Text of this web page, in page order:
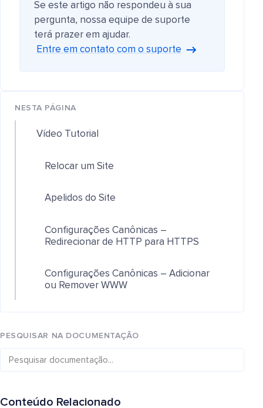
Se este artigo não respondeu à sua
pergunta, nossa equipe de suporte
terá prazer em ajudar.
Entre em contato com o suporte
NESTA PÁGINA
Vídeo Tutorial
Relocar um Site
Apelidos do Site
Configurações Canônicas –
Redirecionar de HTTP para HTTPS
Configurações Canônicas – Adicionar
ou Remover WWW
PESQUISAR NA DOCUMENTAÇÃO
Conteúdo Relacionado